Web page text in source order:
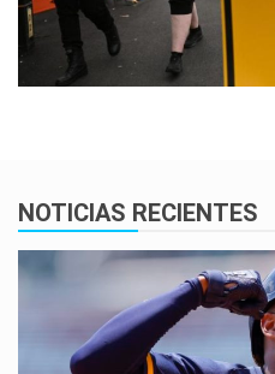
NOTICIAS RECIENTES